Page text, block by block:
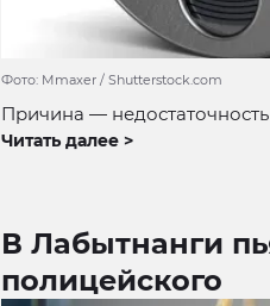
Фото: Mmaxer / Shutterstock.com
Причина —
Читать далее >
В Лабытнанги
полицейского